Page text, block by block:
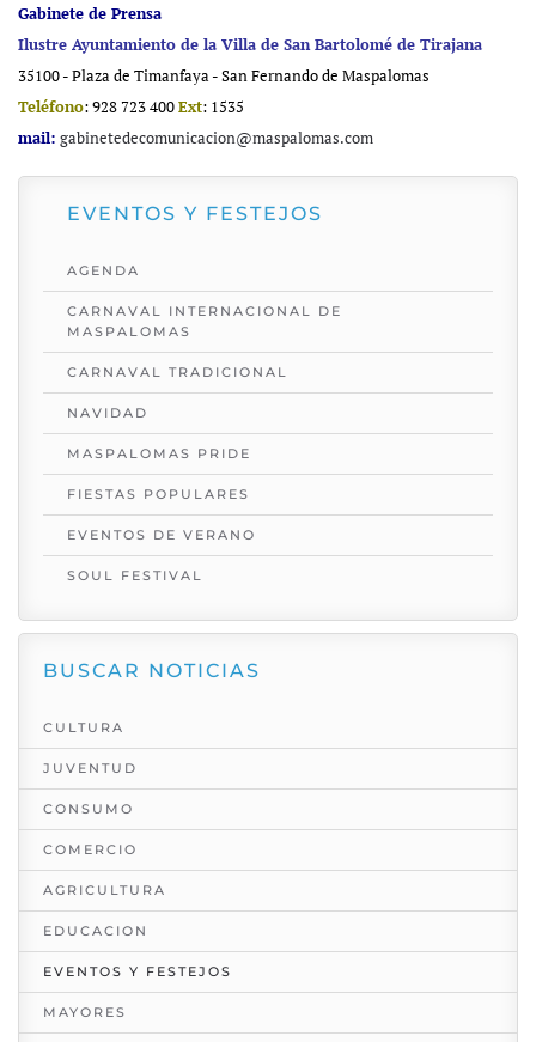
Gabinete de Prensa
Ilustre Ayuntamiento de la Villa de San Bartolomé de Tirajana
35100 - Plaza de Timanfaya - San Fernando de Maspalomas
Teléfono: 928 723 400Ext: 1535
mail: gabinetedecomunicacion@maspalomas.com
EVENTOS Y FESTEJOS
AGENDA
CARNAVAL INTERNACIONAL DE
MASPALOMAS
CARNAVAL TRADICIONAL
NAVIDAD
MASPALOMAS PRIDE
FIESTAS POPULARES
EVENTOS DE VERANO
SOUL FESTIVAL
BUSCAR NOTICIAS
CULTURA
JUVENTUD
CONSUMO
COMERCIO
AGRICULTURA
EDUCACION
EVENTOS Y FESTEJOS
MAYORES